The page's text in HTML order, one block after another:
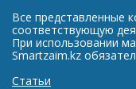
Все представленные
соответствующую
При использовании
Smartzaim.kz
Статьи